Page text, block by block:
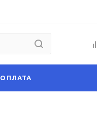
ОПЛАТА